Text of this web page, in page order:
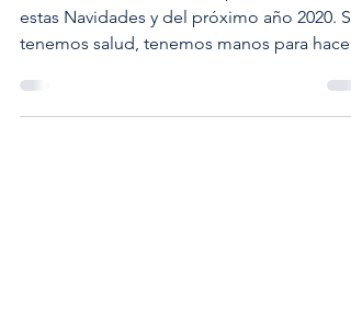
AMOR
Os deseo estas tres cosas para disfrutar de
estas Navidades y del próximo año 2020. Si